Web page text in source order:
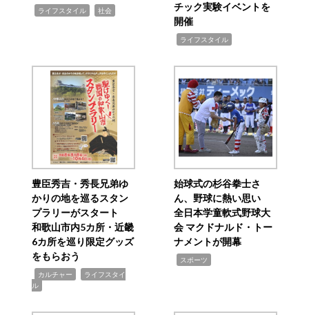
ライフスタイル 社会
チック実験イベントを
開催
ライフスタイル
豊臣秀吉・秀長兄弟ゆ
かりの地を巡るスタン
プラリーがスタート
和歌山市内5カ所・近畿
6カ所を巡り限定グッズ
をもらおう
カルチャー
ライフスタイ
ル
始球式の杉谷拳士さ
ん、野球に熱い思い
全日本学童軟式野球大
会 マクドナルド・トー
ナメントが開幕
スポーツ